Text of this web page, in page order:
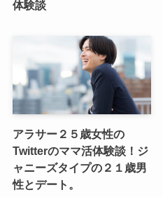
体験談
アラサー２５歳女性の
Twitterのママ活体験談！ジ
ャニーズタイプの２１歳男
性とデート。